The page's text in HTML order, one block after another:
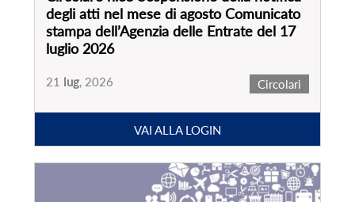
degli atti nel mese di agosto Comunicato
stampa dell’Agenzia delle Entrate del 17
luglio 2026
21 lug, 2026 Circolari
VAI ALLA LOGIN